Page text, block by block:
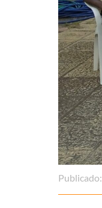
Publicado: